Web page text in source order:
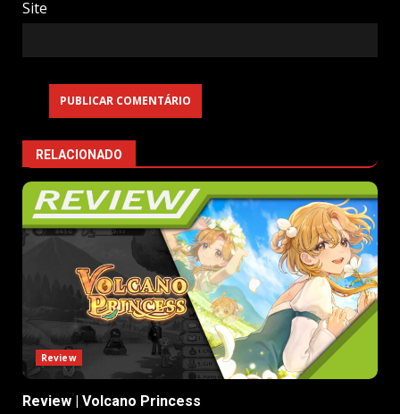
Site
RELACIONADO
Review
Review | Volcano Princess